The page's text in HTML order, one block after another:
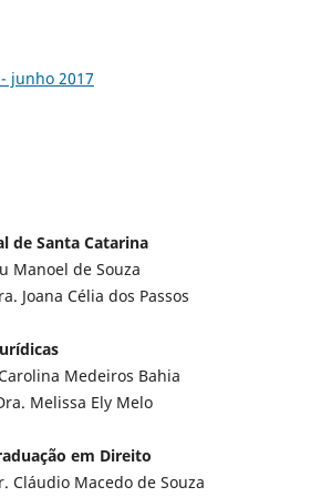
junho 2017
de Santa Catarina
Manoel de Souza
Joana Célia dos Passos
Medeiros Bahia
Melissa Ely Melo
em Direito
Cláudio Macedo de Souza